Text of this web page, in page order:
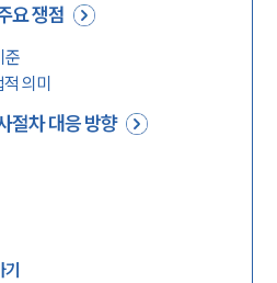
요 쟁점
준
의미
절차 대응 방향